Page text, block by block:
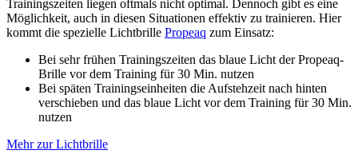
Trainingszeiten liegen oftmals nicht optimal. Dennoch gibt es eine
Möglichkeit, auch in diesen Situationen effektiv zu trainieren. Hier
kommt die spezielle Lichtbrille Propeaq zum Einsatz:
Bei sehr frühen Trainingszeiten das blaue Licht der Propeaq-
Brille vor dem Training für 30 Min. nutzen
Bei späten Trainingseinheiten die Aufstehzeit nach hinten
verschieben und das blaue Licht vor dem Training für 30 Min.
nutzen
Mehr zur Lichtbrille